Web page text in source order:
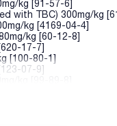
kg [91-57-6]
with TBC) 300mg/kg
kg [4169-04-4]
kg [60-12-8]
17-7]
[100-80-1]
07-9]
[622-97-9]